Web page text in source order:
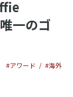
一のゴ
#アワード #海外